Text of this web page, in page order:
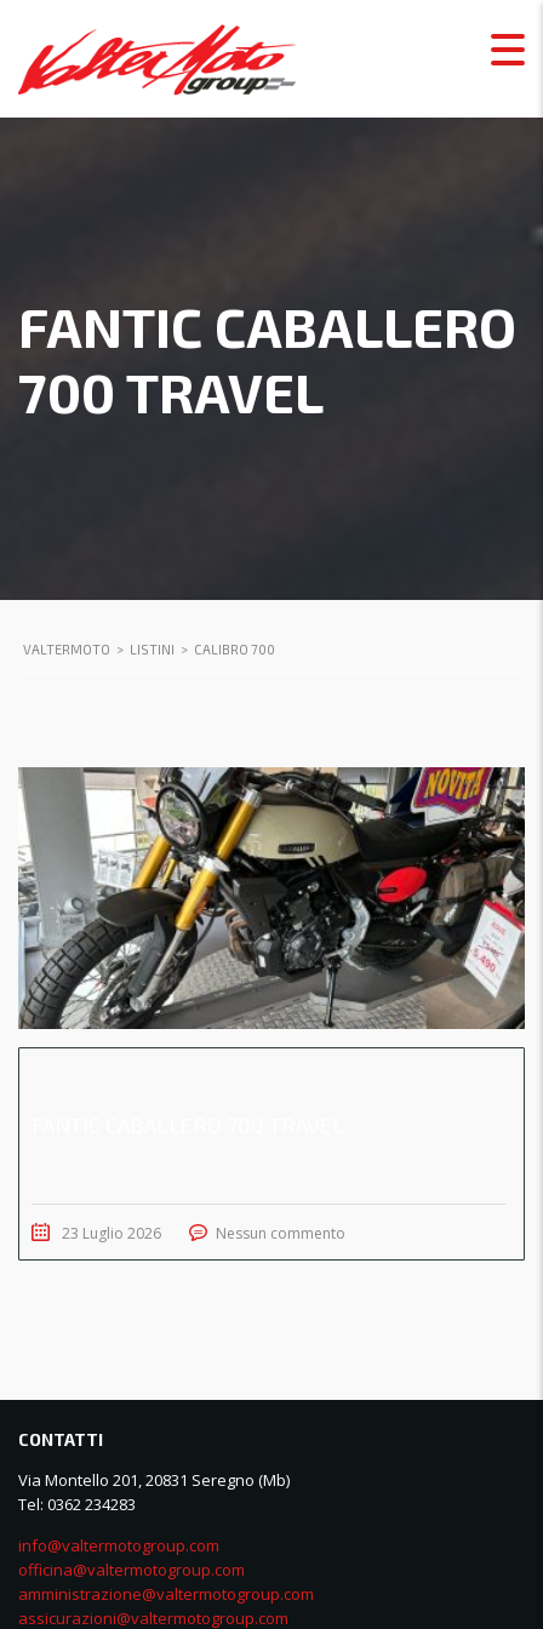
FANTIC CABALLERO
700 TRAVEL
VALTERMOTO > LISTINI > CALIBRO 700
23 Luglio 2026 Nessun commento
CONTATTI
Via Montello 201, 20831 Seregno (Mb)
Tel: 0362 234283
info@valtermotogroup.com
officina@valtermotogroup.com
amministrazione@valtermotogroup.com
assicurazioni@valtermotogroup.com